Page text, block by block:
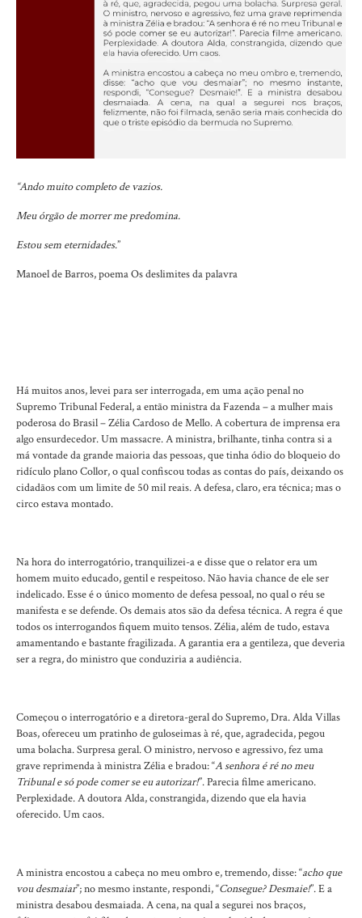
“Ando muito completo de vazios.
Meu órgão de morrer me predomina.
Estou sem eternidades.”
Manoel de Barros, poema Os deslimites da palavra
Há muitos anos, levei para ser interrogada, em uma ação penal no
Supremo Tribunal Federal, a então ministra da Fazenda – a mulher mais
poderosa do Brasil – Zélia Cardoso de Mello. A cobertura de imprensa era
algo ensurdecedor. Um massacre. A ministra, brilhante, tinha contra si a
má vontade da grande maioria das pessoas, que tinha ódio do bloqueio do
ridículo plano Collor, o qual confiscou todas as contas do país, deixando os
cidadãos com um limite de 50 mil reais. A defesa, claro, era técnica; mas o
circo estava montado.
Na hora do interrogatório, tranquilizei-a e disse que o relator era um
homem muito educado, gentil e respeitoso. Não havia chance de ele ser
indelicado. Esse é o único momento de defesa pessoal, no qual o réu se
manifesta e se defende. Os demais atos são da defesa técnica. A regra é que
todos os interrogandos fiquem muito tensos. Zélia, além de tudo, estava
amamentando e bastante fragilizada. A garantia era a gentileza, que deveria
ser a regra, do ministro que conduziria a audiência.
Começou o interrogatório e a diretora-geral do Supremo, Dra. Alda Villas
Boas, ofereceu um pratinho de guloseimas à ré, que, agradecida, pegou
uma bolacha. Surpresa geral. O ministro, nervoso e agressivo, fez uma
grave reprimenda à ministra Zélia e bradou: “A senhora é ré no meu
Tribunal e só pode comer se eu autorizar!”. Parecia filme americano.
Perplexidade. A doutora Alda, constrangida, dizendo que ela havia
oferecido. Um caos.
A ministra encostou a cabeça no meu ombro e, tremendo, disse: “acho que
vou desmaiar”; no mesmo instante, respondi, “Consegue? Desmaie!”. E a
ministra desabou desmaiada. A cena, na qual a segurei nos braços,